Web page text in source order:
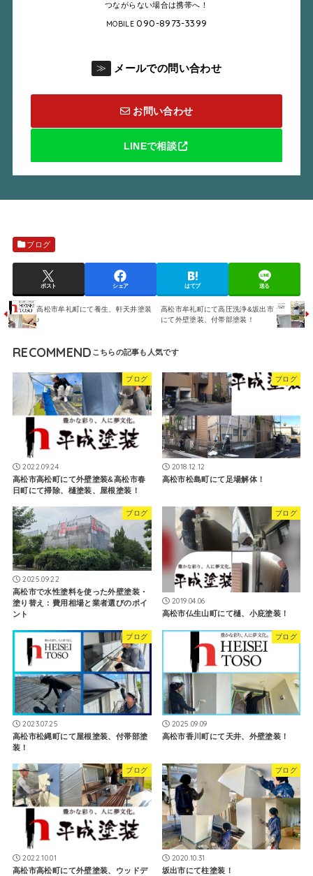
つながらない場合は携帯へ！
MOBILE090-8973-3399
≫ メールでの問い合わせ
お問い合わせ
LINEで相談
ブログ
ポスト シェア はてブ 送る
高松市牟礼町にて養生、軒天井塗装
♪
高松市牟礼町にて高圧洗浄&坂出市
にて外壁塗装、付帯部塗装！
RECOMMEND
ブログ
2022.09.24
高松市高松町にて外壁塗装&高松市春
日町にて掃除、樋塗装、屋根塗装！
ブログ
2018.12.12
高松市松島町にて足場解体！
ブログ
2025.09.22
高松市で水性塗料を使った外壁塗装・
塗り替え：費用相場と業者選びのポイ
ント
ブログ
2019.04.06
高松市仏生山町にて樋、小庇塗装！
ブログ
2023.07.25
高松市松縄町にて屋根塗装、付帯部塗
装！
ブログ
2025.09.09
高松市香川町にて天井、外壁塗装！
ブログ
2022.10.01
高松市高松町にて外壁塗装、ウッドデ
ブログ
2020.10.31
坂出市にて柱塗装！